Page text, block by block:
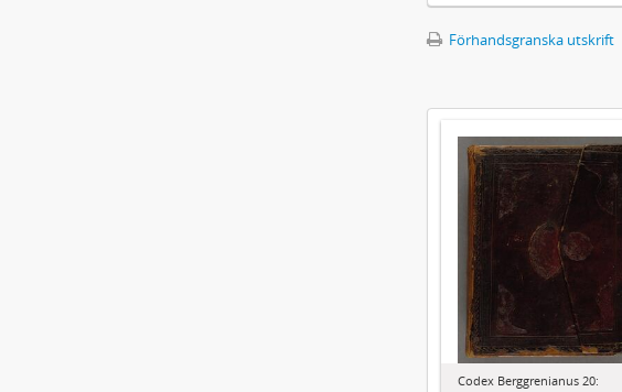
Förhandsgranska utskrift
Codex Berggrenianus 20: